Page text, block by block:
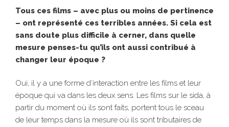
Tous ces films – avec plus ou moins de pertinence
– ont représenté ces terribles années. Si cela est
sans doute plus difficile à cerner, dans quelle
mesure penses-tu qu’ils ont aussi contribué à
changer leur époque ?
Oui, il y a une forme d’interaction entre les films et leur
époque qui va dans les deux sens. Les films sur le sida, à
partir du moment où ils sont faits, portent tous le sceau
de leur temps dans la mesure où ils sont tributaires de